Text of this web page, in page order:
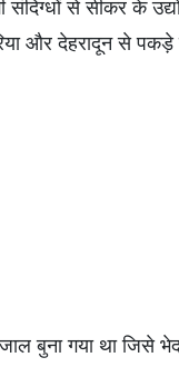
से सीकर के
और देहरादून से
बुना गया था जिसे